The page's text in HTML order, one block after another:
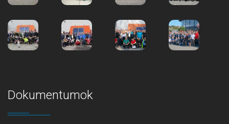
Dokumentumok